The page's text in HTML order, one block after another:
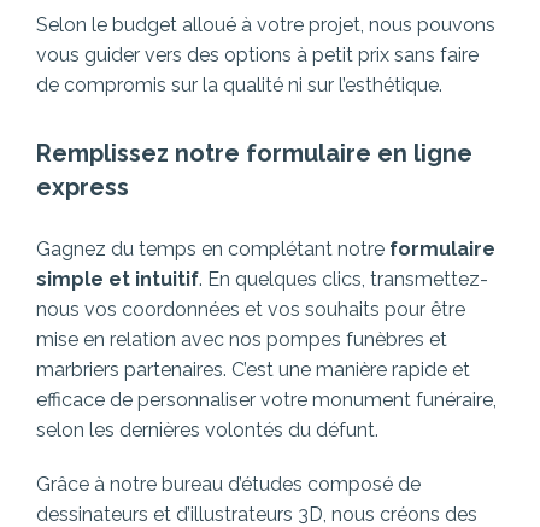
Selon le budget alloué à votre projet, nous pouvons
vous guider vers des options à petit prix sans faire
de compromis sur la qualité ni sur l’esthétique.
Remplissez notre formulaire en ligne
express
Gagnez du temps en complétant notre formulaire
simple et intuitif. En quelques clics, transmettez-
nous vos coordonnées et vos souhaits pour être
mise en relation avec nos pompes funèbres et
marbriers partenaires. C’est une manière rapide et
efficace de personnaliser votre monument funéraire,
selon les dernières volontés du défunt.
Grâce à notre bureau d’études composé de
dessinateurs et d’illustrateurs 3D, nous créons des